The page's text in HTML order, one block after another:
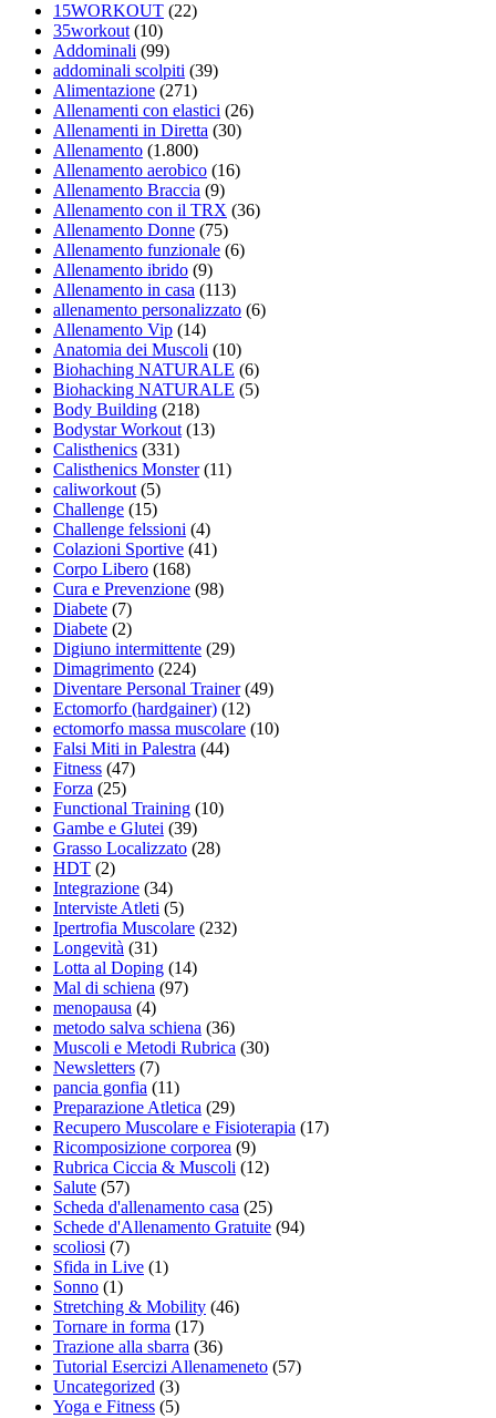
15WORKOUT (22)
35workout(10)
Addominali (99)
addominali scolpiti (39)
Alimentazione (271)
Allenamenti con elastici (26)
Allenamenti in Diretta (30)
Allenamento (1.800)
Allenamento aerobico (16)
Allenamento Braccia (9)
Allenamento con il TRX (36)
Allenamento Donne (75)
Allenamento funzionale (6)
Allenamento ibrido (9)
Allenamento in casa (113)
allenamento personalizzato (6)
Allenamento Vip (14)
Anatomia dei Muscoli (10)
Biohaching NATURALE (6)
Biohacking NATURALE (5)
Body Building (218)
Bodystar Workout(13)
Calisthenics (331)
Calisthenics Monster(11)
caliworkout(5)
Challenge (15)
Challenge felssioni (4)
Colazioni Sportive (41)
Corpo Libero (168)
Cura e Prevenzione (98)
Diabete (7)
Diabete (2)
Digiuno intermittente (29)
Dimagrimento (224)
Diventare Personal Trainer(49)
Ectomorfo (hardgainer) (12)
ectomorfo massa muscolare (10)
Falsi Miti in Palestra (44)
Fitness (47)
Forza (25)
Functional Training (10)
Gambe e Glutei (39)
Grasso Localizzato (28)
HDT (2)
Integrazione (34)
Interviste Atleti (5)
Ipertrofia Muscolare (232)
Longevità (31)
Lotta al Doping (14)
Mal di schiena (97)
menopausa (4)
metodo salva schiena (36)
Muscoli e Metodi Rubrica (30)
Newsletters (7)
pancia gonfia (11)
Preparazione Atletica (29)
Recupero Muscolare e Fisioterapia (17)
Ricomposizione corporea (9)
Rubrica Ciccia & Muscoli (12)
Salute (57)
Scheda d'allenamento casa (25)
Schede d'Allenamento Gratuite (94)
scoliosi (7)
Sfida in Live (1)
Sonno (1)
Stretching & Mobility (46)
Tornare in forma (17)
Trazione alla sbarra (36)
Tutorial Esercizi Allenameneto (57)
Uncategorized (3)
Yoga e Fitness (5)